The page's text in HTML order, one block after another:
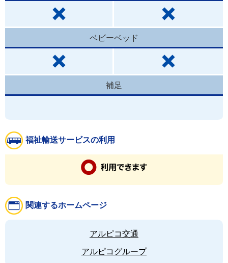
ベビーベッド
補足
福祉輸送サービスの利用
関連するホームページ
アルピコ交通
アルピコグループ